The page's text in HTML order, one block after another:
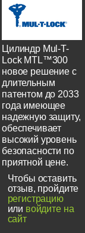
Цилиндр Mul-T-
Lock MTL™300
новое решение с
длительным
патентом до 2033
года имеющее
надежную защиту,
обеспечивает
высокий уровень
безопасности по
приятной цене.
Чтобы оставить
отзыв, пройдите
регистрацию
или войдите на
сайт